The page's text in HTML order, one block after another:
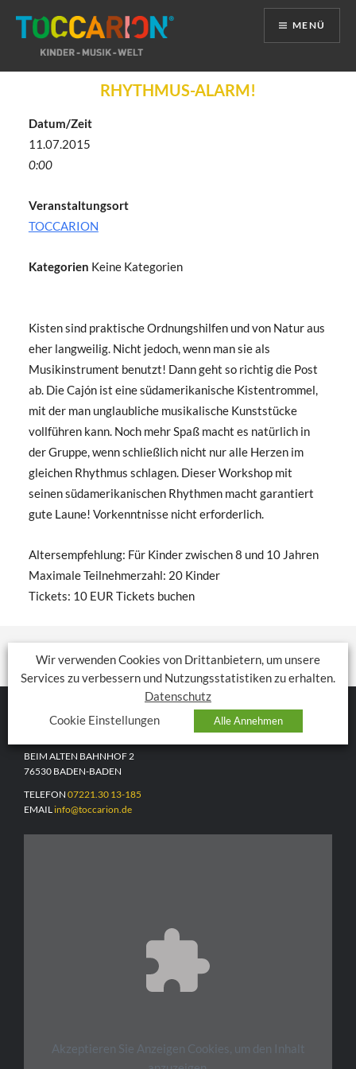
MENÜ
Inhalt
RHYTHMUS-ALARM!
Datum/Zeit
11.07.2015
0:00
Veranstaltungsort
TOCCARION
Kategorien Keine Kategorien
Kisten sind praktische Ordnungshilfen und von Natur aus
eher langweilig. Nicht jedoch, wenn man sie als
Musikinstrument benutzt! Dann geht so richtig die Post
ab. Die Cajón ist eine südamerikanische Kistentrommel,
mit der man unglaubliche musikalische Kunststücke
vollführen kann. Noch mehr Spaß macht es natürlich in
der Gruppe, wenn schließlich nicht nur alle Herzen im
gleichen Rhythmus schlagen. Dieser Workshop mit
seinen südamerikanischen Rhythmen macht garantiert
gute Laune! Vorkenntnisse nicht erforderlich.
Altersempfehlung: Für Kinder zwischen 8 und 10 Jahren
Maximale Teilnehmerzahl: 20 Kinder
Tickets: 10 EUR Tickets buchen
TOCCARION
BEIM ALTEN BAHNHOF 2
76530 BADEN-BADEN
TELEFON 07221.30 13-185
EMAIL info@toccarion.de
Akzeptieren Sie Anzeigen Cookies, um den Inhalt
Wir verwenden Cookies von Drittanbietern, um unsere
Services zu verbessern und Nutzungsstatistiken zu erhalten.
Datenschutz
Cookie Einstellungen
Alle Annehmen